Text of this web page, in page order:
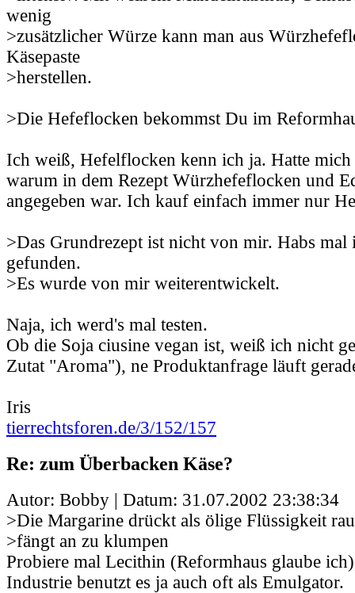
wenig
>zusätzlicher Würze kann man aus
Käsepaste
>herstellen.
>Die Hefeflocken bekommst Du im
Ich weiß, Hefelflocken kenn ich ja. Hatte
warum in dem Rezept Würzhefeflocken und
angegeben war. Ich kauf einfach immer nur
>Das Grundrezept ist nicht von mir. Habs mal
gefunden.
>Es wurde von mir weiterentwickelt.
Naja, ich werd's mal testen.
Ob die Soja ciusine vegan ist, weiß ich nicht
Zutat "Aroma"), ne Produktanfrage läuft
Iris
tierrechtsforen.de/3/152/157
Re: zum Überbacken Käse?
Autor: Bobby | Datum: 31.07.2002 23:38:34
>Die Margarine drückt als ölige Flüssigkeit
>fängt an zu klumpen
Probiere mal Lecithin (Reformhaus glaube
Industrie benutzt es ja auch oft als Emulgator.